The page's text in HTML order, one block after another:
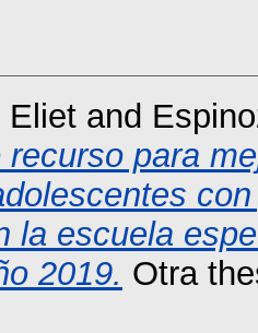
Eliet and
para
la escuela
2019. Otra